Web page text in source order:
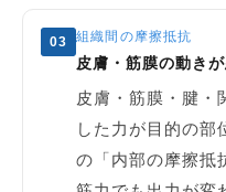
03 組織間の摩擦抵抗
皮膚・筋膜の動き
皮膚・筋膜・腱・
した力が目的の部
の「内部の摩擦抵